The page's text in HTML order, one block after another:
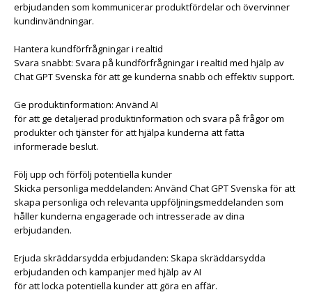
erbjudanden som kommunicerar produktfördelar och övervinner
kundinvändningar.
Hantera kundförfrågningar i realtid
Svara snabbt: Svara på kundförfrågningar i realtid med hjälp av
Chat GPT Svenska för att ge kunderna snabb och effektiv support.
Ge produktinformation: Använd AI
för att ge detaljerad produktinformation och svara på frågor om
produkter och tjänster för att hjälpa kunderna att fatta
informerade beslut.
Följ upp och förfölj potentiella kunder
Skicka personliga meddelanden: Använd Chat GPT Svenska för att
skapa personliga och relevanta uppföljningsmeddelanden som
håller kunderna engagerade och intresserade av dina
erbjudanden.
Erjuda skräddarsydda erbjudanden: Skapa skräddarsydda
erbjudanden och kampanjer med hjälp av AI
för att locka potentiella kunder att göra en affär.